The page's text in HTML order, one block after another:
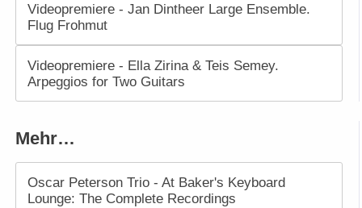
Videopremiere - Jan Dintheer Large Ensemble.
Flug Frohmut
Videopremiere - Ella Zirina & Teis Semey.
Arpeggios for Two Guitars
Mehr…
Oscar Peterson Trio - At Baker's Keyboard
Lounge: The Complete Recordings